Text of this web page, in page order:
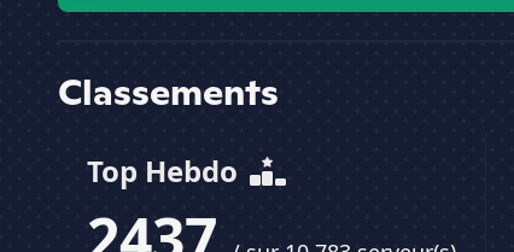
Classements
Top Hebdo